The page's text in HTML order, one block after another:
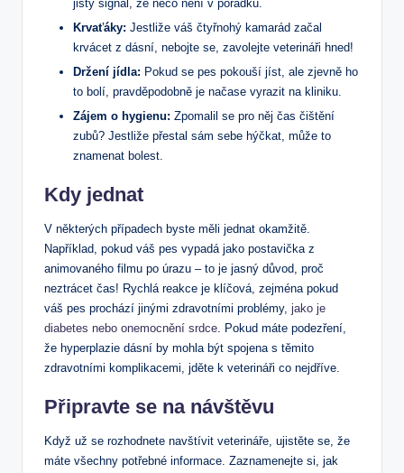
jistý signál, že něco není v pořádku.
Krvaťáky: Jestliže váš čtyřnohý kamarád začal
krvácet z dásní, nebojte se, zavolejte veterináři hned!
Držení jídla: Pokud se pes pokouší jíst, ale zjevně ho
to bolí, pravděpodobně je načase vyrazit na kliniku.
Zájem o hygienu: Zpomalil se pro něj čas čištění
zubů? Jestliže přestal sám sebe hýčkat, může to
znamenat bolest.
Kdy jednat
V některých případech byste měli jednat okamžitě.
Například, pokud váš pes vypadá jako postavička z
animovaného filmu po úrazu – to je jasný důvod, proč
neztrácet čas! Rychlá reakce je klíčová, zejména pokud
váš pes prochází jinými zdravotními problémy, jako je
diabetes nebo onemocnění srdce. Pokud máte podezření,
že hyperplazie dásní by mohla být spojena s těmito
zdravotními komplikacemi, jděte k veterináři co nejdříve.
Připravte se na návštěvu
Když už se rozhodnete navštívit veterináře, ujistěte se, že
máte všechny potřebné informace. Zaznamenejte si, jak